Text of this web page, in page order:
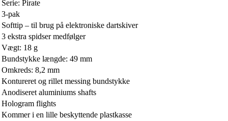
Serie: Pirate
3-pak
Softtip – til brug på elektroniske dartskiver
3 ekstra spidser medfølger
Vægt: 18 g
Bundstykke længde: 49 mm
Omkreds: 8,2 mm
Kontureret og rillet messing bundstykke
Anodiseret aluminiums shafts
Hologram flights
Kommer i en lille beskyttende plastkasse